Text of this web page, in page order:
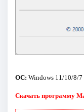
ОС: Windows 11/10/8/7
Скачать программу